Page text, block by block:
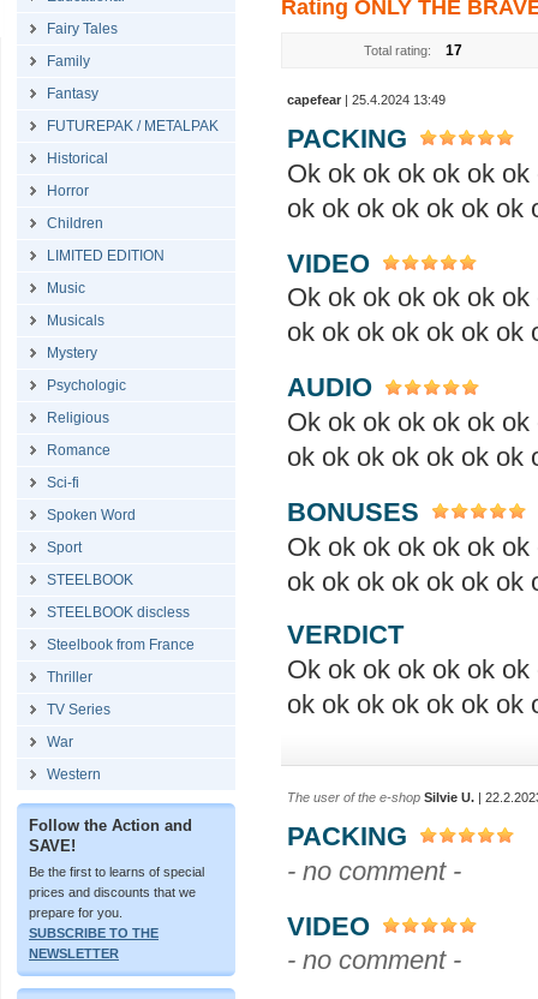
Fairy Tales
Family
Fantasy
FUTUREPAK / METALPAK
Historical
Horror
Children
LIMITED EDITION
Music
Musicals
Mystery
Psychologic
Religious
Romance
Sci-fi
Spoken Word
Sport
STEELBOOK
STEELBOOK discless
Steelbook from France
Thriller
TV Series
War
Western
Follow the Action and
SAVE!
Be the first to learns of special
prices and discounts that we
prepare for you.
SUBSCRIBE TO THE
NEWSLETTER
Rating ONLY THE
Total rating: 17
capefear | 25.4.2024 13:49
PACKING
Ok ok ok ok ok ok
ok ok ok ok ok ok ok
VIDEO
Ok ok ok ok ok ok
ok ok ok ok ok ok ok
AUDIO
Ok ok ok ok ok ok
ok ok ok ok ok ok ok
BONUSES
Ok ok ok ok ok ok
ok ok ok ok ok ok ok
VERDICT
Ok ok ok ok ok ok
ok ok ok ok ok ok ok
The user of the e-shop Silvie U. |
PACKING
- no comment -
VIDEO
- no comment -